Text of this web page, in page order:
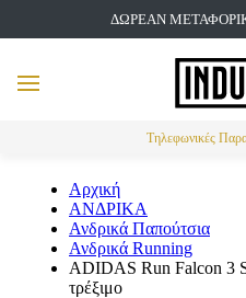
ΔΩΡΕΑΝ ΜΕΤΑΦΟΡΙΚΑ
Τηλεφωνικές
MENU
Αρχική
ΑΝΔΡΙΚΑ
Ανδρικά Παπούτσια
Ανδρικά Running
ADIDAS Run Falcon 3
τρέξιμο